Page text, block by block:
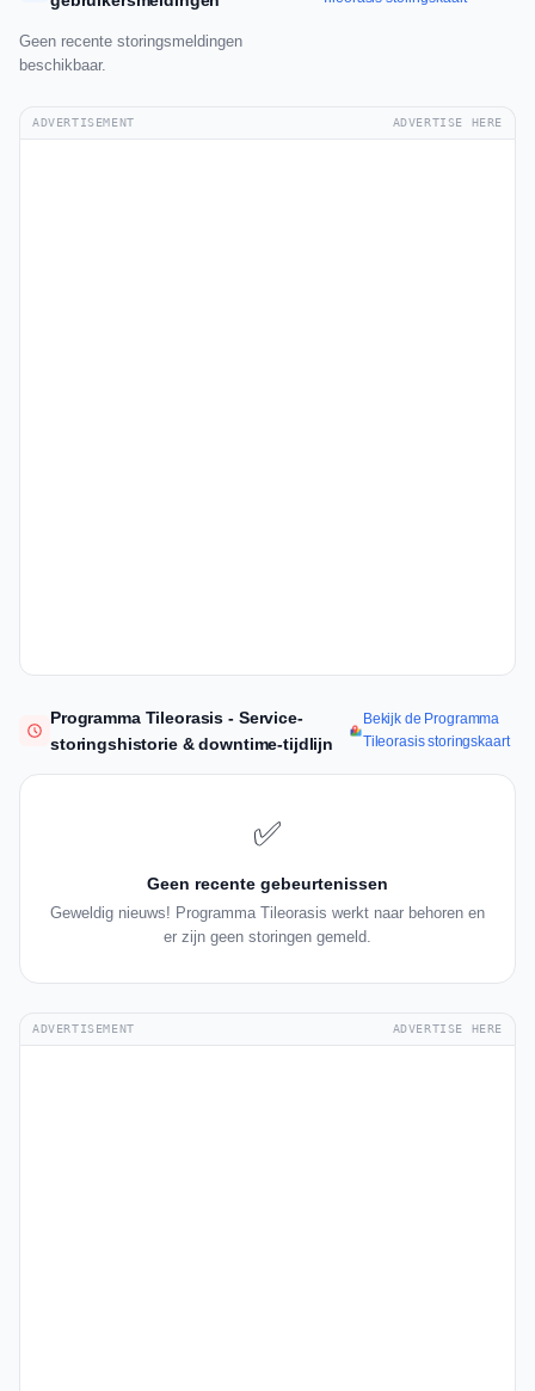
Geen recente storingsmeldingen
beschikbaar.
ADVERTISEMENT ADVERTISE HERE
Programma Tileorasis - Service-
storingshistorie & downtime-tijdlijn
Bekijk de Programma
Tileorasis storingskaart
✅
Geen recente gebeurtenissen
Geweldig nieuws! Programma Tileorasis werkt naar behoren en
er zijn geen storingen gemeld.
ADVERTISEMENT ADVERTISE HERE